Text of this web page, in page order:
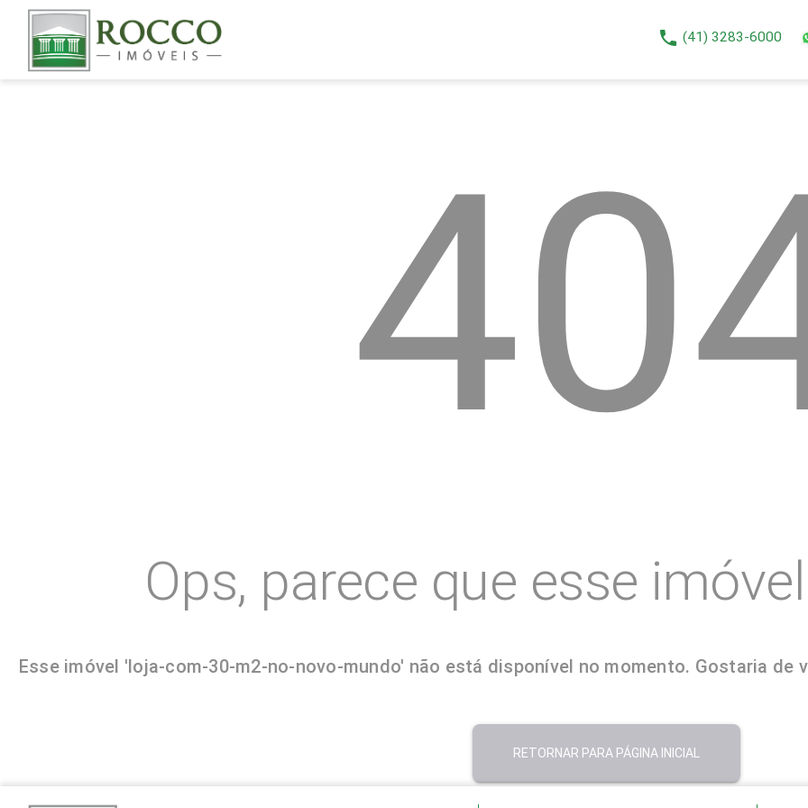
phone (41) 3283-6000
Ops, parece que esse
Esse imóvel 'loja-com-30-m2-no-novo-mundo' não está disponível no momento. Gostaria de
RETORNAR PARA PÁGINA INICIAL